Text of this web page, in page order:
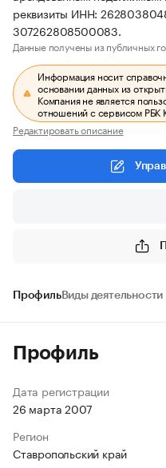
реквизиты ИНН:
307262808500083.
Данные получены из публичных
Информация носит
основании данных из
Компания не является
отношений с сервисом РБК
Редактировать описание
ПрофильВиды деятельности
Профиль
Дата регистрации
26 марта 2007
Регион
Ставропольский край